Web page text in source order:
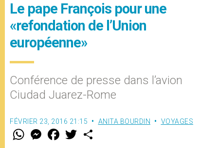
Le pape François pour une
«refondation de l’Union
européenne»
Conférence de presse dans l’avion
Ciudad Juarez-Rome
FÉVRIER 23, 2016 21:15 ANITA BOURDIN VOYAGES
W M
e
F
a w